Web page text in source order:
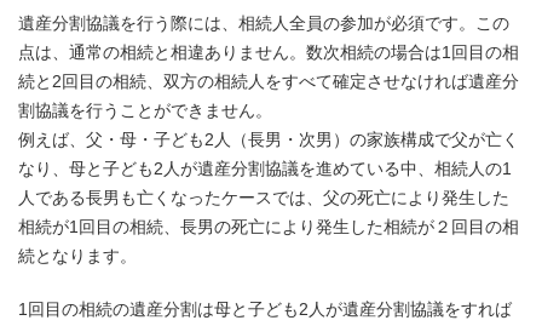
遺産分割協議を行う際には、相続人全員の参加が必須です。この
点は、通常の相続と相違ありません。数次相続の場合は1回目の相
続と2回目の相続、双方の相続人をすべて確定させなければ遺産分
割協議を行うことができません。
例えば、父・母・子ども2人（長男・次男）の家族構成で父が亡く
なり、母と子ども2人が遺産分割協議を進めている中、相続人の1
人である長男も亡くなったケースでは、父の死亡により発生した
相続が1回目の相続、長男の死亡により発生した相続が２回目の相
続となります。
1回目の相続の遺産分割は母と子ども2人が遺産分割協議をすれば